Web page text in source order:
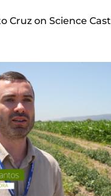
Cruz on Science Cast